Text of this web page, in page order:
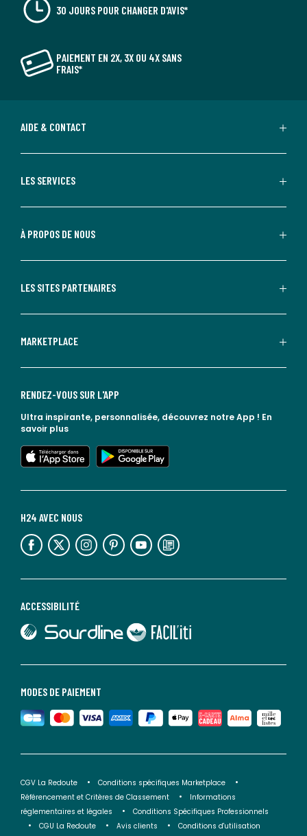
30 JOURS POUR CHANGER D'AVIS*
PAIEMENT EN 2X, 3X OU 4X SANS
FRAIS*
AIDE & CONTACT
LES SERVICES
À PROPOS DE NOUS
LES SITES PARTENAIRES
MARKETPLACE
MODES DE PAIEMENT
ACCESSIBILITÉ
lien vers Sourdline
lien vers Faciliti
H24 AVEC NOUS
lien vers l'espace réseaux sociaux lien vers l'espace réseaux sociaux lien vers l'espace réseaux sociaux lien vers l'espace réseaux sociaux lien vers l'espace réseaux sociaux lien vers le blog la redoute
RENDEZ-VOUS SUR L'APP
Ultra inspirante, personnalisée, découvrez notre App ! En
savoir plus
lien vers l'app store
lien vers google play
CGV La Redoute
Conditions spécifiques Marketplace
Référencement et Critères de Classement
Informations
réglementaires et légales
Conditions Spécifiques Professionnels
CGU La Redoute
Avis clients
Conditions d'utilisation